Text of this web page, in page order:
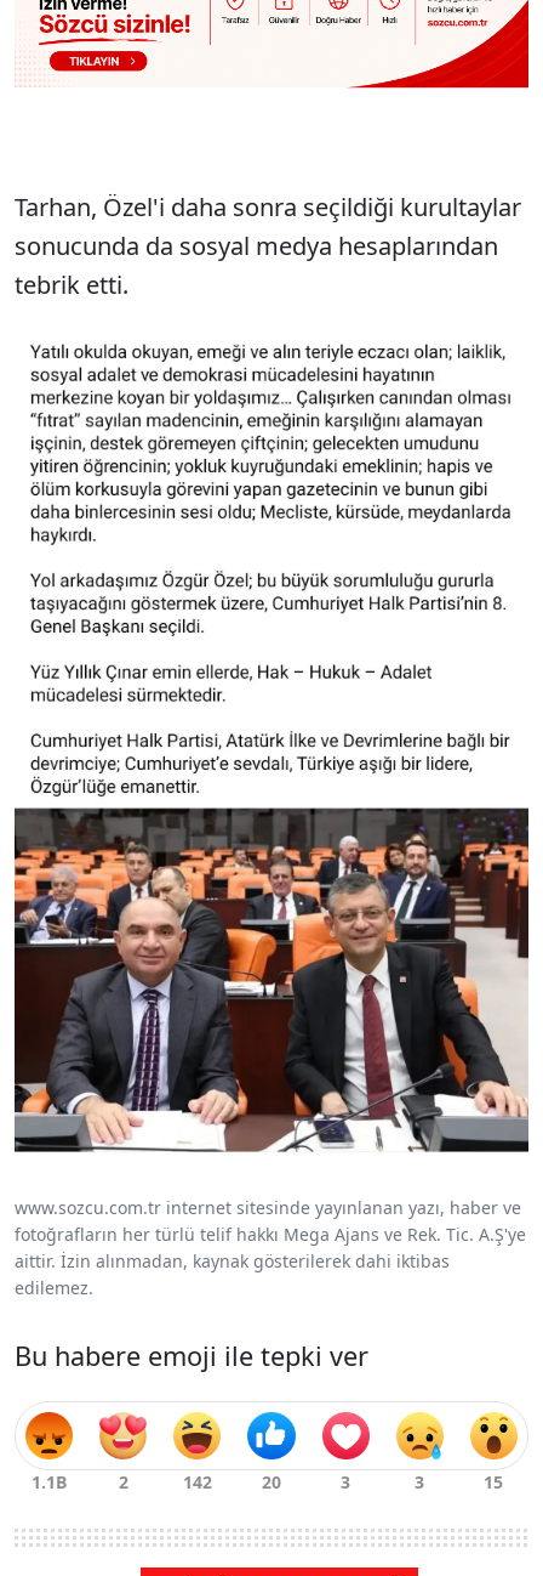
Tarhan, Özel'i daha sonra seçildiği kurultaylar
sonucunda da sosyal medya hesaplarından
tebrik etti.
www.sozcu.com.tr internet sitesinde yayınlanan yazı, haber ve
fotoğrafların her türlü telif hakkı Mega Ajans ve Rek. Tic. A.Ş'ye
aittir. İzin alınmadan, kaynak gösterilerek dahi iktibas
edilemez.
Bu habere emoji ile tepki ver